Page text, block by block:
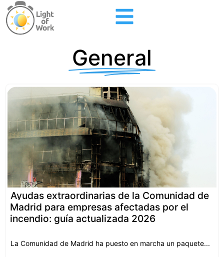
General
Ayudas extraordinarias de la Comunidad de
Madrid para empresas afectadas por el
incendio: guía actualizada 2026
La Comunidad de Madrid ha puesto en marcha un paquete...